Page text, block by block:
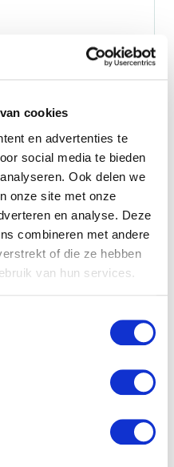
cookies
en advertenties te
social media te bieden
Ook delen we
onze site met onze
en analyse. Deze
combineren met andere
of die ze hebben
van hun services.
za godzinę
w